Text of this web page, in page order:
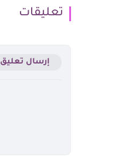
تعليقات
إرسال تعليق